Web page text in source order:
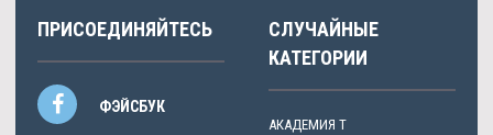
ПРИСОЕДИНЯЙТЕСЬ
ФЭЙСБУК
СЛУЧАЙНЫЕ
КАТЕГОРИИ
АКАДЕМИЯ Т